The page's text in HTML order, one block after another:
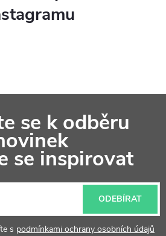
se k odběru
se inspirovat
s podmínkami ochrany osobních údajů
ODEBÍRAT